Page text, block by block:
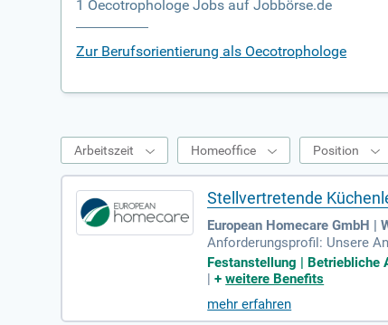
1 Oecotrophologe Jobs auf Jobbörse.de
Zur Berufsorientierung als Oecotrophologe
Arbeitszeit Homeoffice Position
Stellvertretende
European Homecare GmbH |
Anforderungsprofil: Unsere
stronomie, Diätassistentin/
Festanstellung | Betriebliche
|+weitere Benefits
mehr erfahren